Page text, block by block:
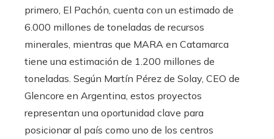
primero, El Pachón, cuenta con un estimado de
6.000 millones de toneladas de recursos
minerales, mientras que MARA en Catamarca
tiene una estimación de 1.200 millones de
toneladas. Según Martín Pérez de Solay, CEO de
Glencore en Argentina, estos proyectos
representan una oportunidad clave para
posicionar al país como uno de los centros